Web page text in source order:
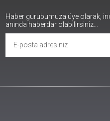
Haber gurubumuza üye olarak,
anında haberdar olabilirsiniz…